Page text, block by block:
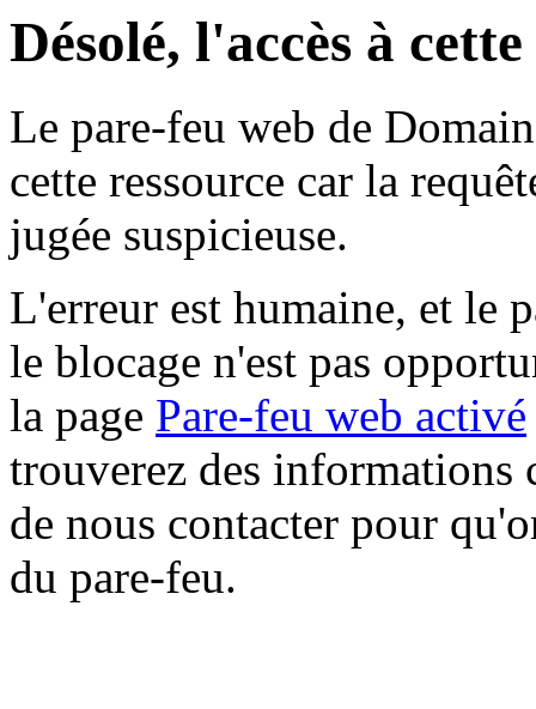
Désolé, l'accès à
Le pare-feu web de
cette ressource car la
jugée suspicieuse.
L'erreur est humaine, et le
le blocage n'est pas
la page Pare-feu web activé
trouverez des informations
de nous contacter pour
du pare-feu.